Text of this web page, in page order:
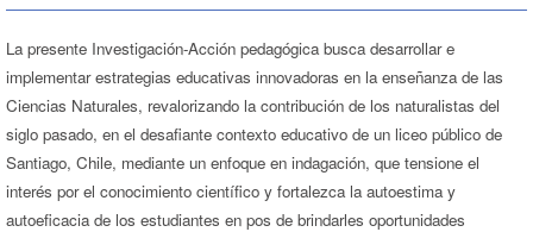
La presente Investigación-Acción pedagógica busca desarrollar e
implementar estrategias educativas innovadoras en la enseñanza de las
Ciencias Naturales, revalorizando la contribución de los naturalistas del
siglo pasado, en el desafiante contexto educativo de un liceo público de
Santiago, Chile, mediante un enfoque en indagación, que tensione el
interés por el conocimiento científico y fortalezca la autoestima y
autoeficacia de los estudiantes en pos de brindarles oportunidades